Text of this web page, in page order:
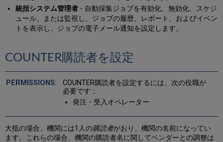
統括システム管理者- 自動採集ジョブを有効化、無効化、スケジ
ュール、または監視し、ジョブの履歴、レポート、およびイベン
トを表示し、ジョブの電子メール通知を設定します。
COUNTER購読者を設定
COUNTER購読者を設定するには、次の役職が
必要です：
発注・受入オペレーター
大抵の場合、機関には1人の購読者がおり、機関の名前になってい
ます。これらの場合、機関の購読者名に関してベンダーとの調整は